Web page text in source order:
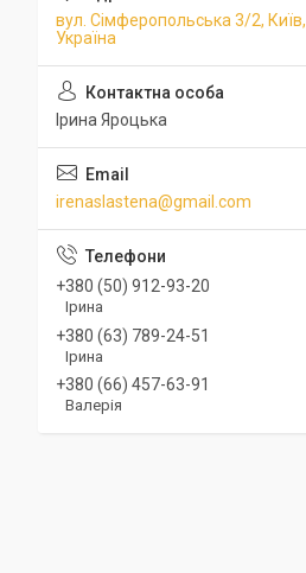
вул. Сімферопольська 3/2, Київ,
Україна
Ірина Яроцька
irenaslastena@gmail.com
+380 (50) 912-93-20
Ірина
+380 (63) 789-24-51
Ірина
+380 (66) 457-63-91
Валерія